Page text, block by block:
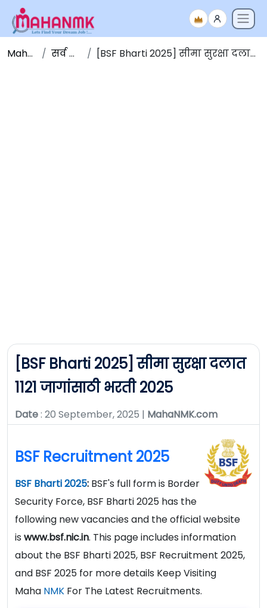
Maha NMK सर्व जाहिराती [BSF Bharti 2025] सीमा सुरक्षा दलात 1121 जागांसाठी भरती 2025
[BSF Bharti 2025] सीमा सुरक्षा दलात
1121 जागांसाठी भरती 2025
Date: 20 September, 2025 | MahaNMK.com
BSF Recruitment 2025
BSF Bharti 2025: BSF's full form is Border
Security Force, BSF Bharti 2025 has the
following new vacancies and the official website
is www.bsf.nic.in. This page includes information
about the BSF Bharti 2025, BSF Recruitment 2025,
and BSF 2025 for more details Keep Visiting
Maha NMK For The Latest Recruitments.